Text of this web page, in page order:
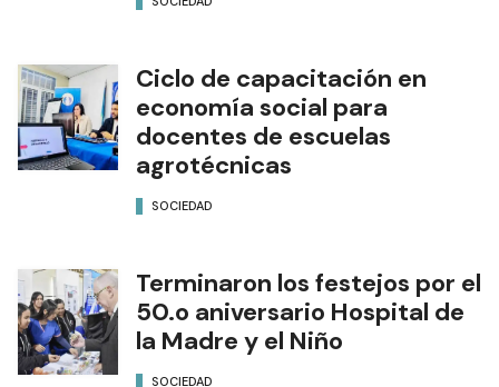
Ciclo de capacitación en
economía social para
docentes de escuelas
agrotécnicas
SOCIEDAD
Terminaron los festejos por el
50.o aniversario Hospital de
la Madre y el Niño
SOCIEDAD